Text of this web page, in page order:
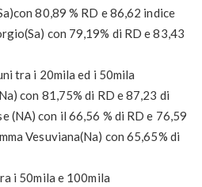
80,89 % RD e 86,62 indice
con 79,19% di RD e 83,43
tra i 20mila ed i 50mila
con 81,75% di RD e 87,23 di
(NA) con il 66,56 % di RD e 76,59
Vesuviana(Na) con 65,65% di
i 50mila e 100mila